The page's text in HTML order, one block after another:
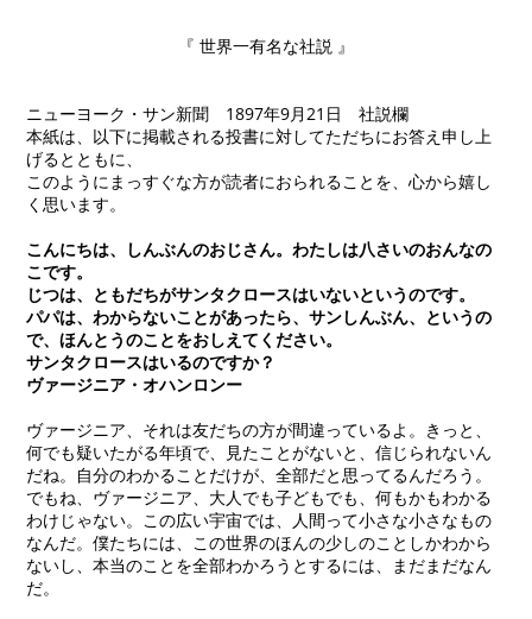
『 世界一有名な社説 』
ニューヨーク・サン新聞 1897年9月21日 社説欄
本紙は、以下に掲載される投書に対してただちにお答え申し上
げるとともに、
このようにまっすぐな方が読者におられることを、心から嬉し
く思います。
こんにちは、しんぶんのおじさん。わたしは八さいのおんなの
こです。
じつは、ともだちがサンタクロースはいないというのです。
パパは、わからないことがあったら、サンしんぶん、というの
で、ほんとうのことをおしえてください。
サンタクロースはいるのですか？
ヴァージニア・オハンロンー
ヴァージニア、それは友だちの方が間違っているよ。きっと、
何でも疑いたがる年頃で、見たことがないと、信じられないん
だね。自分のわかることだけが、全部だと思ってるんだろう。
でもね、ヴァージニア、大人でも子どもでも、何もかもわかる
わけじゃない。この広い宇宙では、人間って小さな小さなもの
なんだ。僕たちには、この世界のほんの少しのことしかわから
ないし、本当のことを全部わかろうとするには、まだまだなん
だ。